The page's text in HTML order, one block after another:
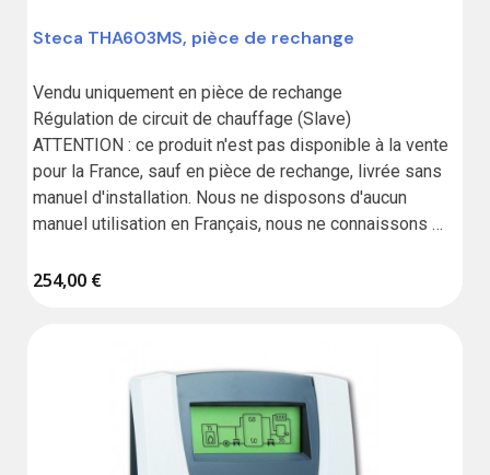
Steca THA603MS, pièce de rechange
Vendu uniquement en pièce de rechange
Régulation de circuit de chauffage (Slave)
ATTENTION : ce produit n'est pas disponible à la vente
pour la France, sauf en pièce de rechange, livrée sans
manuel d'installation. Nous ne disposons d'aucun
manuel utilisation en Français, nous ne connaissons
254,00 €